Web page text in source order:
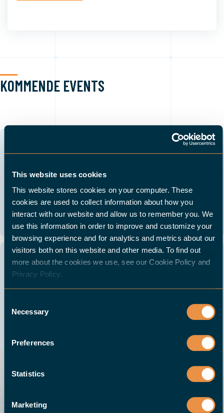
This website uses cookies
This website stores cookies on your computer. These
cookies are used to collect information about how you
interact with our website and allow us to remember you. We
use this information in order to improve and customize your
browsing experience and for analytics and metrics about our
visitors both on this website and other media. To find out
more about the cookies we use, see our Cookie Policy and
Privacy Policy.
Selection
Necessary
Preferences
Statistics
Marketing
KOMMENDE EVENTS
HALTER Individueller Workshop
Issum, Deutschland
Unternehmen zugeschnittenen Workshop.
Bitte lassen Sie uns wissen, ob Sie eine
Online-Demonstration bevorzugen. Wir ...
15 -19
SEPT.
AMB 2026, Halle 6, stand 6D70
Stuttgart, Deutschland
Wir freuen uns darauf, bei der AMB 2026
das Prinzip unserer Lösungen und prüfen
gemeinsam mit Ihnen die Möglichkeiten zur